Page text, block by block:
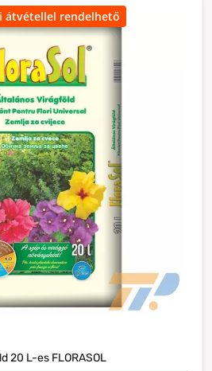
átvétellel rendelhető
20 L-es FLORASOL